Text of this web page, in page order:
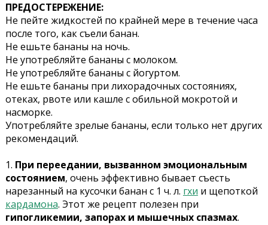
ПРЕДОСТЕРЕЖЕНИЕ:
Не пейте жидкостей по крайней мере в течение часа
после того, как съели банан.
Не ешьте бананы на ночь.
Не употребляйте бананы с молоком.
Не употребляйте бананы с йогуртом.
Не ешьте бананы при лихорадочных состояниях,
отеках, рвоте или кашле с обильной мокротой и
насморке.
Употребляйте зрелые бананы, если только нет других
рекомендаций.
1. При переедании, вызванном эмоциональным
состоянием, очень эффективно бывает съесть
нарезанный на кусочки банан с 1 ч. л. гхи и щепоткой
кардамона. Этот же рецепт полезен при
гипогликемии, запорах и мышечных спазмах.